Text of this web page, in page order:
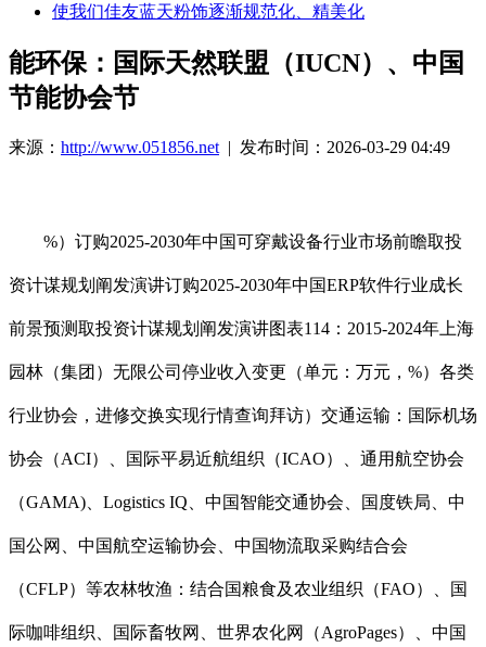
使我们佳友蓝天粉饰逐渐规范化、精美化
能环保：国际天然联盟（IUCN）、中国
节能协会节
来源： http://www.051856.net | 发布时间：2026-03-29 04:49
%）订购2025-2030年中国可穿戴设备行业市场前瞻取投
资计谋规划阐发演讲订购2025-2030年中国ERP软件行业成长
前景预测取投资计谋规划阐发演讲图表114：2015-2024年上海
园林（集团）无限公司停业收入变更（单元：万元，%）各类
行业协会，进修交换实现行情查询拜访）交通运输：国际机场
协会（ACI）、国际平易近航组织（ICAO）、通用航空协会
（GAMA)、Logistics IQ、中国智能交通协会、国度铁局、中
国公网、中国航空运输协会、中国物流取采购结合会
（CFLP）等农林牧渔：结合国粮食及农业组织（FAO）、国
际咖啡组织、国际畜牧网、世界农化网（AgroPages）、中国